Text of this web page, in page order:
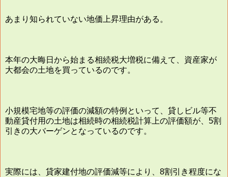
あまり知られていない地価上昇理由がある。
本年の大晦日から始まる相続税大増税に備えて、資産家が
大都会の土地を買っているのです。
小規模宅地等の評価の減額の特例といって、貸しビル等不
動産貸付用の土地は相続時の相続税計算上の評価額が、5割
引きの大バーゲンとなっているのです。
実際には、貸家建付地の評価減等により、8割引き程度にな